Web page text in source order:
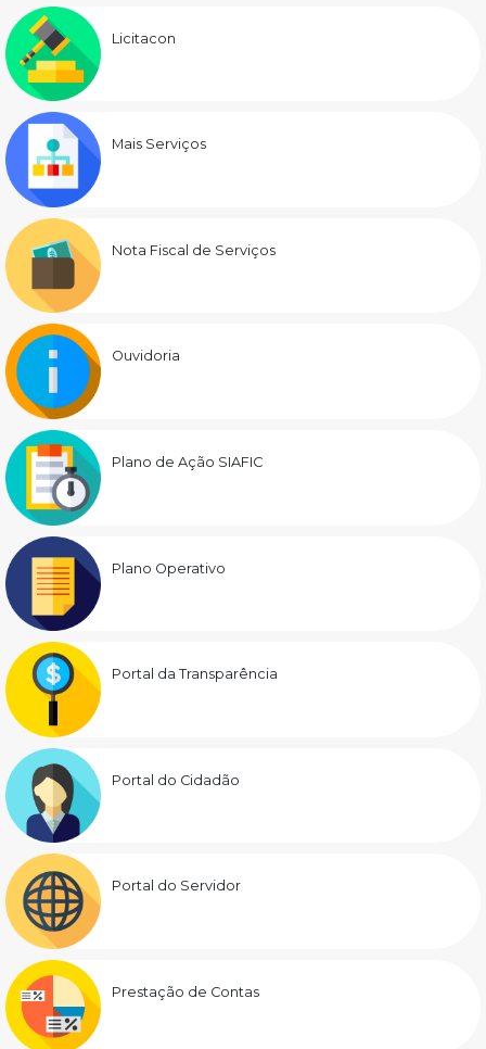
Licitacon
Mais Serviços
Nota Fiscal de Serviços
Ouvidoria
Plano de Ação SIAFIC
Plano Operativo
Portal da Transparência
Portal do Cidadão
Portal do Servidor
Prestação de Contas